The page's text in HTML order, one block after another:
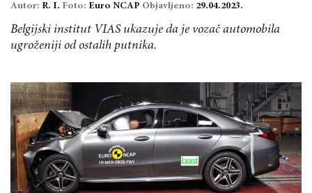
Autor: R. I. Foto: Euro NCAP Objavljeno: 29.04.2023.
Belgijski institut VIAS ukazuje da je vozač automobila
ugroženiji od ostalih putnika.